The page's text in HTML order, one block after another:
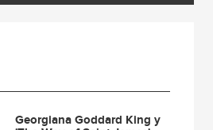
Georgiana Goddard King y